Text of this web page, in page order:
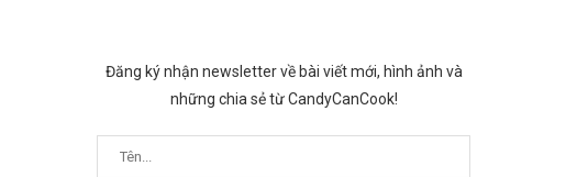
Đăng ký nhận newsletter về bài viết mới, hình ảnh và
những chia sẻ từ CandyCanCook!